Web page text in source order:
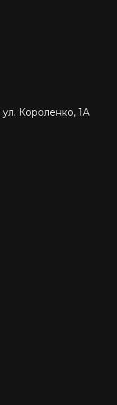
Короленко, 1А